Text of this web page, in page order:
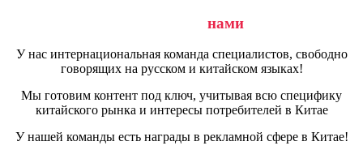
нами
У нас интернациональная команда специалистов, свободно
говорящих на русском и китайском языках!
Мы готовим контент под ключ, учитывая всю специфику
китайского рынка и интересы потребителей в Китае
У нашей команды есть награды в рекламной сфере в Китае!